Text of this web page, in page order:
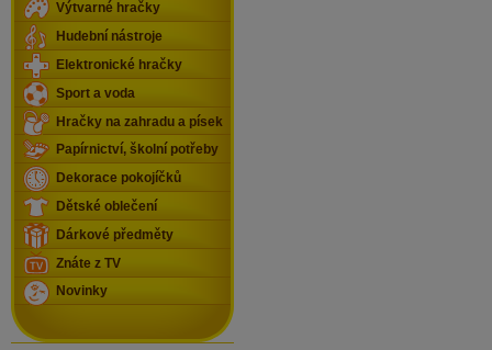
Výtvarné hračky
Hudební nástroje
Elektronické hračky
Sport a voda
Hračky na zahradu a písek
Papírnictví, školní potřeby
Dekorace pokojíčků
Dětské oblečení
Dárkové předměty
Znáte z TV
Novinky